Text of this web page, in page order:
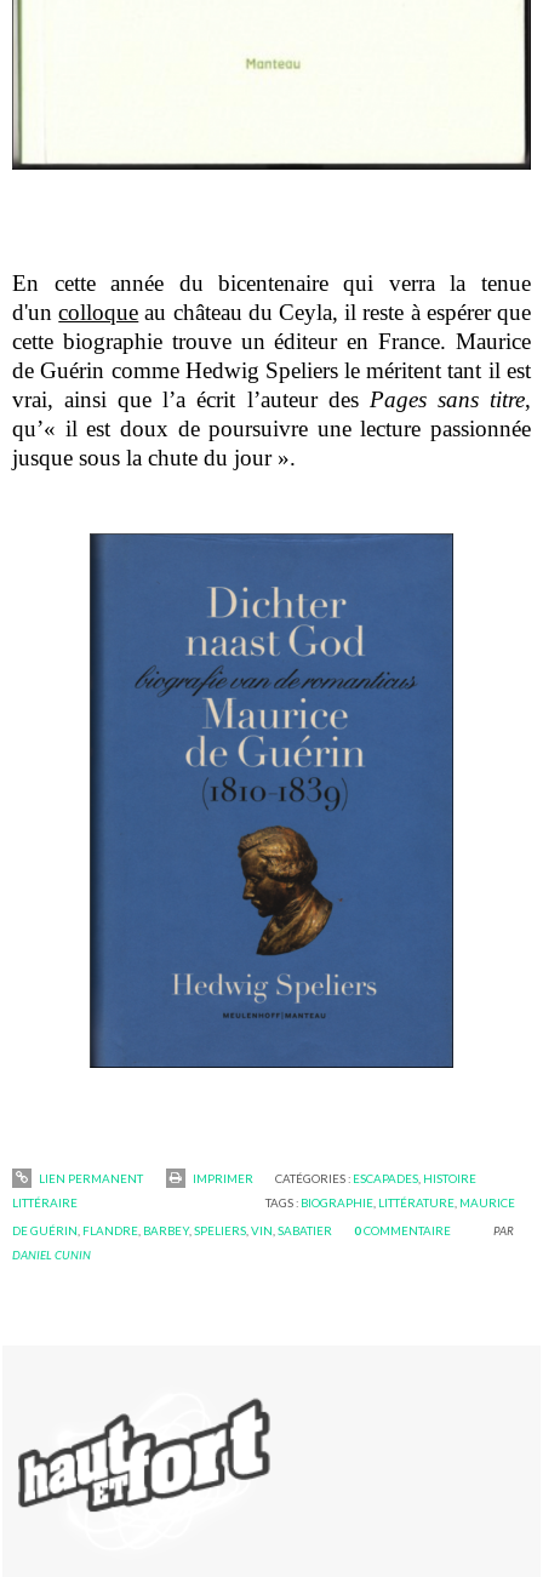
En cette année du bicentenaire qui verra la tenue
d'uncolloque au château du Ceyla, il reste à espérer que
cette biographie trouve un éditeur en France. Maurice
de Guérin comme Hedwig Speliers le méritent tant il est
vrai, ainsi que l’a écrit l’auteur des Pages sans titre,
qu’« il est doux de poursuivre une lecture passionnée
jusque sous la chute du jour ».
LIEN PERMANENT IMPRIMER CATÉGORIES : ESCAPADES, HISTOIRE
LITTÉRAIRE
TAGS : BIOGRAPHIE, LITTÉRATURE, MAURICE
DE GUÉRIN FLANDRE BARBEY,SPELIERS ,VIN ,SABATIER 0COMMENTAIRE
PAR
DANIEL CUNIN